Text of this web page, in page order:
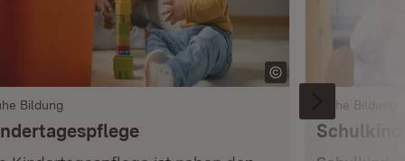
Bildung Frühe Bildung